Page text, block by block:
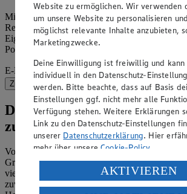
Mit unserem Newsletter gibt es frische
Rezepte, Kochtricks und Wissenswertes sowie
Eigenmarken, Gewinnspielen und
Postfach.
E-Mail-Adresse (Pflichtfeld)
Zur Newsletter-Anmeldung
Das gilt es beim Backen
zu beachten
Vollkornbrot können Sie schnell und einfach
Grundzutaten sind Vollkornmehl, Wasser, Salz
vielen Rezepten Sauerteig, der vor allem
zuverlässig treiben lässt. Sauerteigkulturen
Website zu ermöglichen. Wir verwenden
um unsere Website zu personalisieren
möglichst relevante Inhalte anzubieten,
Marketingzwecke.
Deine Einwilligung ist freiwillig und kann
individuell in den Datenschutz-
werden. Bitte beachte, dass auf Basis
Einstellungen ggf. nicht mehr alle
Verfügung stehen. Weitere Erklärungen
Link zu den Datenschutz-Einstellungen
unserer Datenschutzerklärung. Hier
mehr über unsereCookie-Policy.
Verarbeitung deiner personenbezogenen
USA durch Facebook und YouTube:
AKTIVIEREN